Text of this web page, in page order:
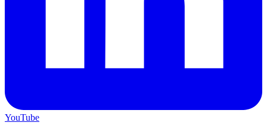
YouTube